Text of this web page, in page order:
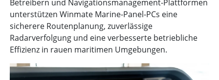
Betreibern und Navigationsmanagement-Plattformen
unterstützen Winmate Marine-Panel-PCs eine
sicherere Routenplanung, zuverlässige
Radarverfolgung und eine verbesserte betriebliche
Effizienz in rauen maritimen Umgebungen.